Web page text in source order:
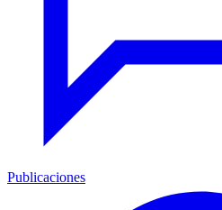
Publicaciones